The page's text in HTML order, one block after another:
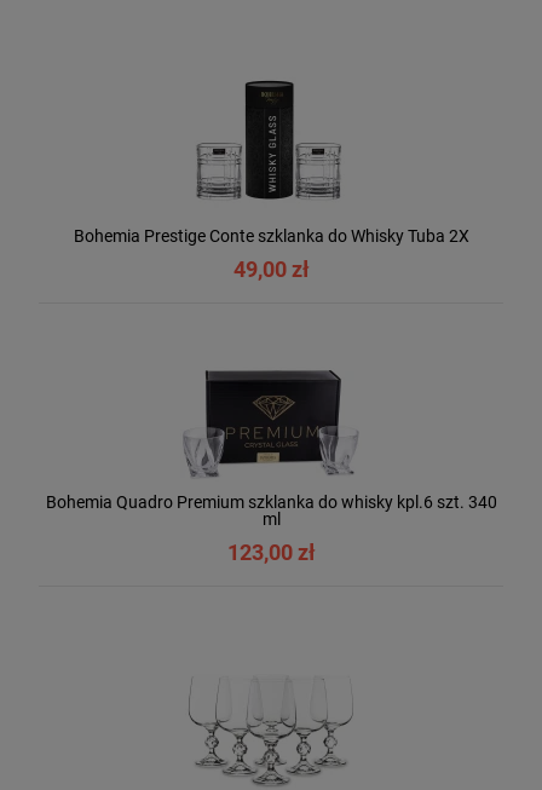
Bohemia Prestige Conte szklanka do Whisky Tuba 2X
49,00 zł
Bohemia Quadro Premium szklanka do whisky kpl.6 szt. 340
ml
123,00 zł